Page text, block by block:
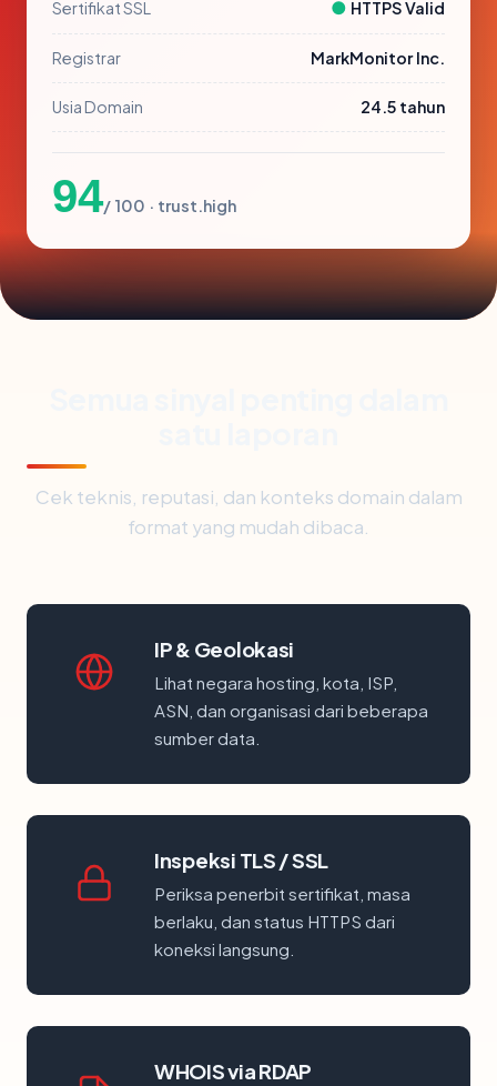
Sertifikat SSL ● HTTPS Valid
Registrar MarkMonitor Inc.
Usia Domain 24.5 tahun
94/ 100 · trust.high
Cek teknis, reputasi, dan konteks domain dalam
format yang mudah dibaca.
IP & Geolokasi
Lihat negara hosting, kota, ISP,
ASN, dan organisasi dari beberapa
sumber data.
Inspeksi TLS / SSL
Periksa penerbit sertifikat, masa
berlaku, dan status HTTPS dari
koneksi langsung.
WHOIS via RDAP